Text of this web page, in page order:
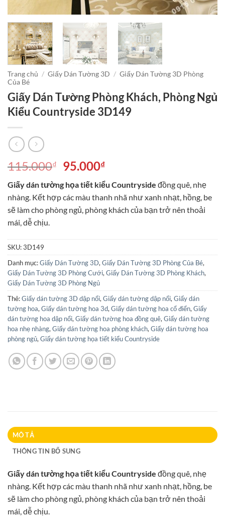
Trang chủ / Giấy Dán Tường 3D / Giấy Dán Tường 3D Phòng
Của Bé
Giấy Dán Tường Phòng Khách, Phòng Ngủ
Kiểu Countryside 3D149
115.000₫
Giá
là:
115.000₫.
95.000₫Giá
hiện
tại
là:
95.000₫.
Giấy dán tường họa tiết kiểu Countryside đồng quê, nhẹ
nhàng. Kết hợp các màu thanh nhã như xanh nhạt, hồng, be
sẽ làm cho phòng ngủ, phòng khách của bạn trở nên thoải
mái, dễ chịu.
SKU:3D149
Danh mục:Giấy Dán Tường 3D, Giấy Dán Tường 3D Phòng Của Bé,
Giấy Dán Tường 3D Phòng Cưới, Giấy Dán Tường 3D Phòng Khách,
Giấy Dán Tường 3D Phòng Ngủ
Thẻ:Giấy dán tường 3D dập nổi, Giấy dán tường dập nổi, Giấy dán
tường hoa, Giấy dán tường hoa 3d, Giấy dán tường hoa cổ điển, Giấy
dán tường hoa dập nổi, Giấy dán tường hoa đồng quê, Giấy dán tường
hoa nhẹ nhàng, Giấy dán tường hoa phòng khách, Giấy dán tường hoa
phòng ngủ, Giấy dán tường họa tiết kiểu Countryside
MÔ TẢ
THÔNG TIN BỔ SUNG
Giấy dán tường họa tiết kiểu Countryside đồng quê, nhẹ
nhàng. Kết hợp các màu thanh nhã như xanh nhạt, hồng, be
sẽ làm cho phòng ngủ, phòng khách của bạn trở nên thoải
mái, dễ chịu.